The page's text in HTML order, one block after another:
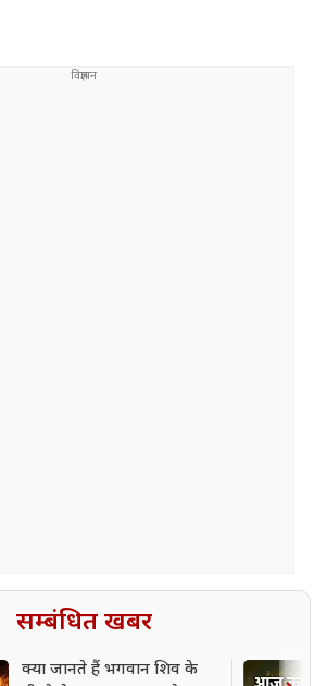
सम्बंधित खबर
क्या जानते हैं भगवान शिव के